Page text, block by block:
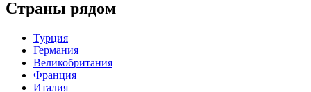
Страны рядом
Турция
Германия
Великобритания
Франция
Италия